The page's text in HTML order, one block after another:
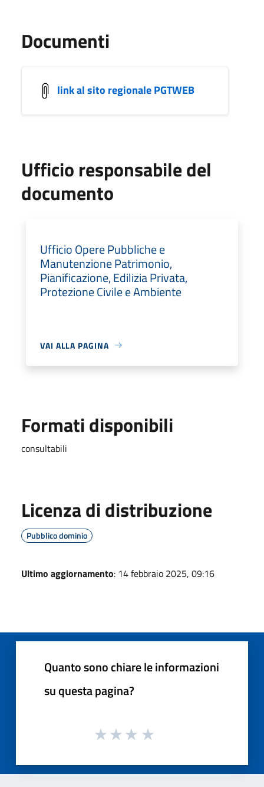
Documenti
link al sito regionale PGTWEB
Ufficio responsabile del
documento
Ufficio Opere Pubbliche e
Manutenzione Patrimonio,
Pianificazione, Edilizia Privata,
Protezione Civile e Ambiente
VAI ALLA PAGINA
Formati disponibili
consultabili
Licenza di distribuzione
Pubblico dominio
Ultimo aggiornamento: 14 febbraio 2025, 09:16
Quanto sono chiare le informazioni
su questa pagina?